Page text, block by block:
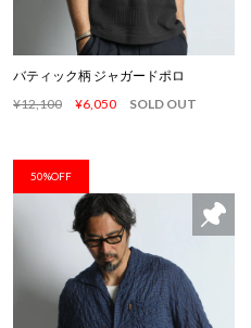
バティック柄 ジャガードポロ
¥12,100
¥6,050 SOLD OUT
50%OFF